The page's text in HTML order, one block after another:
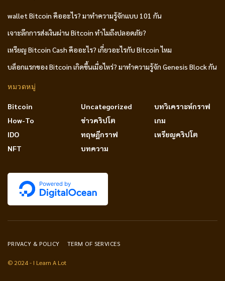
wallet Bitcoin คืออะไร? มาทำความรู้จักแบบ 101 กัน
เจาะลึกการส่งเงินผ่าน Bitcoin ทำไมถึงปลอดภัย?
เหรียญ Bitcoin Cash คืออะไร? เกี่ยวอะไรกับ Bitcoin ไหม
บล็อกแรกของ Bitcoin เกิดขึ้นเมื่อไหร่? มาทำความรู้จัก Genesis Block กัน
หมวดหมู่
Bitcoin
How-To
IDO
NFT
Uncategorized
ข่าวคริปโต
ทฤษฎีกราฟ
บทความ
บทวิเคราะห์กราฟ
เกม
เหรียญคริปโต
PRIVACY & POLICY TERM OF SERVICES
© 2024 - I Learn A Lot